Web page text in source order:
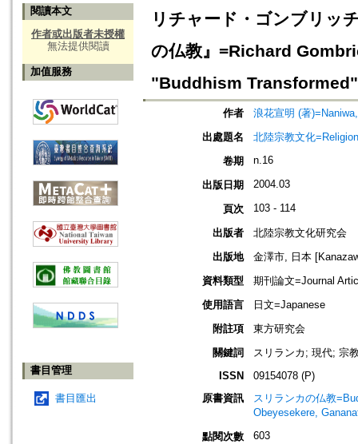
閱讀本文
作者或出版者未授權
無法提供閱讀
加值服務
書目管理
書目匯出
リチャード・ゴンブリッ
の仏教』=Richard
"Buddhism Transformed"
作者
浪花宣明 (著
出處題名
北陸宗教文化
卷期
n.16
出版日期 2004.03
頁次 103 - 114
出版者
北陸宗教文化研究会
出版地
金澤市, 日本
資料類型
期刊論文=Journal
使用語言
日文=Japanese
附註項
東方研究会
關鍵詞
スリランカ; 現代; 宗
ISSN
09154078 (P)
原書資訊
スリランカの仏教
Obeyesekere,
點閱次數
603